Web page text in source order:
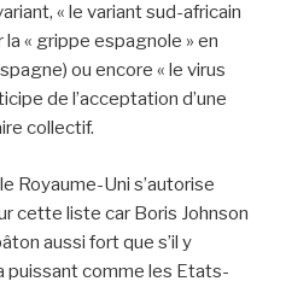
« le variant sud-africain
« grippe espagnole » en
ou encore « le virus
de l’acceptation d’une
collectif.
Royaume-Uni s’autorise
cette liste car Boris Johnson
aussi fort que s’il y
puissant comme les Etats-